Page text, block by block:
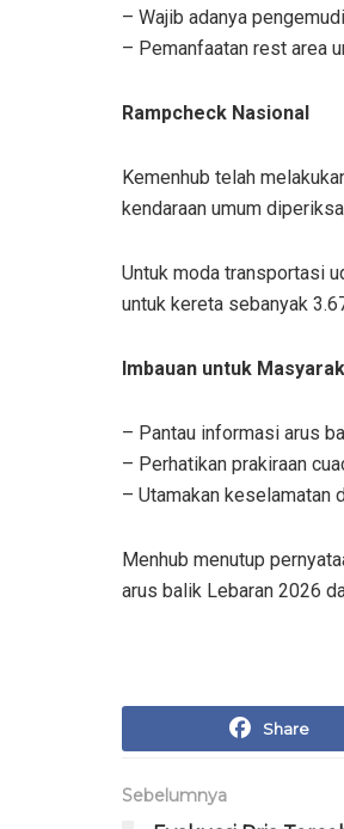
– Wajib adanya
– Pemanfaatan rest area
Rampcheck Nasional
Kemenhub telah
kendaraan umum
Untuk moda transportasi
untuk kereta sebanyak
Imbauan untuk
– Pantau informasi arus
– Perhatikan prakiraan
– Utamakan keselamatan
Menhub menutup
arus balik Lebaran 2026
Share
Sebelumnya